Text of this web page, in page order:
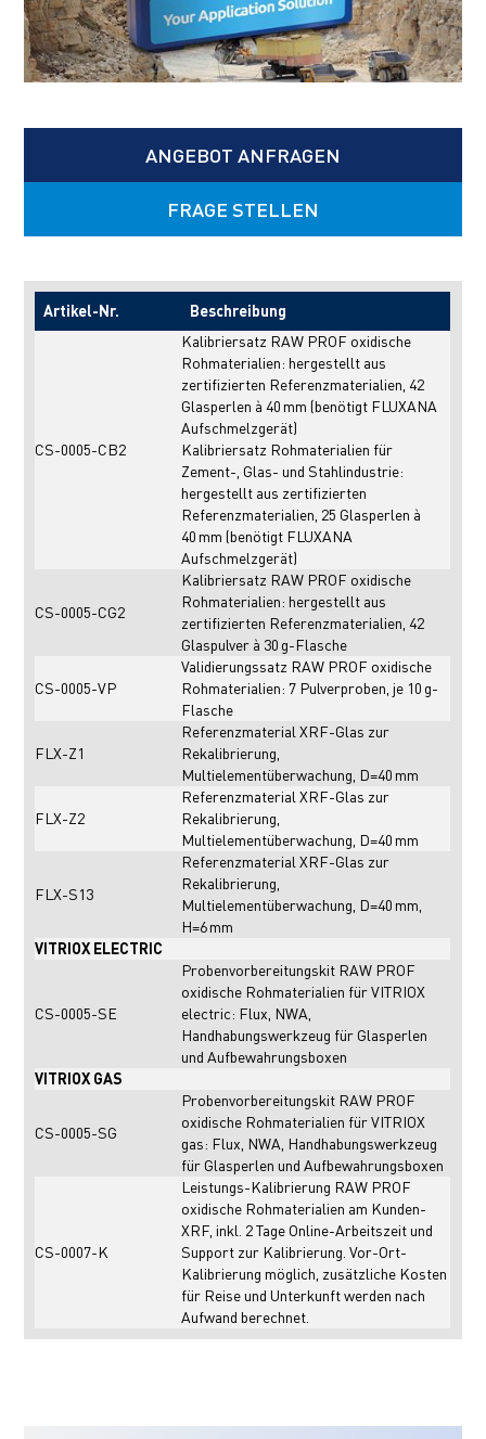
ANGEBOT ANFRAGEN
FRAGE STELLEN
Artikel-Nr. Beschreibung
CS-0005-CB2
Kalibriersatz RAW PROF oxidische
Rohmaterialien: hergestellt aus
zertifizierten Referenzmaterialien, 42
Glasperlen à 40 mm (benötigt FLUXANA
Aufschmelzgerät)
Kalibriersatz Rohmaterialien für
Zement-, Glas- und Stahlindustrie:
hergestellt aus zertifizierten
Referenzmaterialien, 25 Glasperlen à
40 mm (benötigt FLUXANA
Aufschmelzgerät)
CS-0005-CG2
Kalibriersatz RAW PROF oxidische
Rohmaterialien: hergestellt aus
zertifizierten Referenzmaterialien, 42
Glaspulver à 30 g-Flasche
CS-0005-VP
Validierungssatz RAW PROF oxidische
Rohmaterialien: 7 Pulverproben, je 10 g-
Flasche
FLX-Z1
Referenzmaterial XRF-Glas zur
Rekalibrierung,
Multielementüberwachung, D=40 mm
FLX-Z2
Referenzmaterial XRF-Glas zur
Rekalibrierung,
Multielementüberwachung, D=40 mm
FLX-S13
Referenzmaterial XRF-Glas zur
Rekalibrierung,
Multielementüberwachung, D=40 mm,
H=6 mm
VITRIOX ELECTRIC
CS-0005-SE
Probenvorbereitungskit RAW PROF
oxidische Rohmaterialien für VITRIOX
electric: Flux, NWA,
Handhabungswerkzeug für Glasperlen
und Aufbewahrungsboxen
VITRIOX GAS
CS-0005-SG
Probenvorbereitungskit RAW PROF
oxidische Rohmaterialien für VITRIOX
gas: Flux, NWA, Handhabungswerkzeug
für Glasperlen und Aufbewahrungsboxen
CS-0007-K
Leistungs-Kalibrierung RAW PROF
oxidische Rohmaterialien am Kunden-
XRF, inkl. 2 Tage Online-Arbeitszeit und
Support zur Kalibrierung. Vor-Ort-
Kalibrierung möglich, zusätzliche Kosten
für Reise und Unterkunft werden nach
Aufwand berechnet.